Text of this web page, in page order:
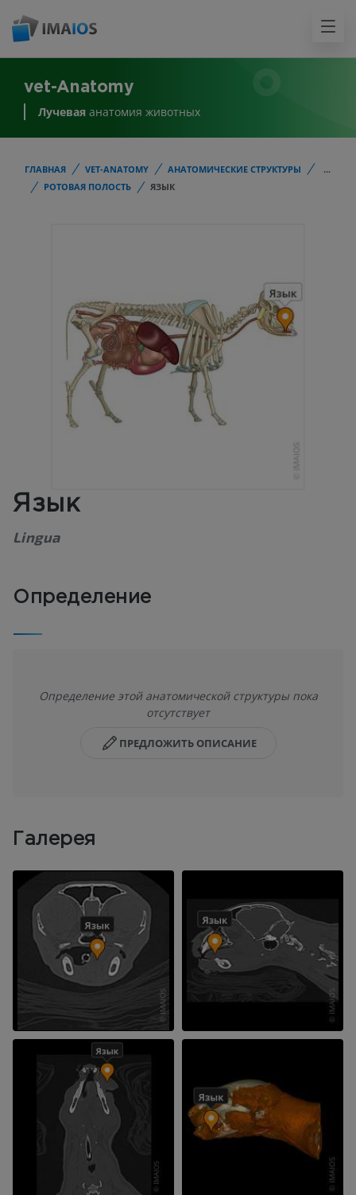
vet-Anatomy
Лучевая анатомия животных
ГЛАВНАЯ VET-ANATOMY АНАТОМИЧЕСКИЕ СТРУКТУРЫ
...
РОТОВАЯ ПОЛОСТЬ
ЯЗЫК
Язык
Lingua
Определение
Определение этой анатомической структуры пока
отсутствует
ПРЕДЛОЖИТЬ ОПИСАНИЕ
Галерея